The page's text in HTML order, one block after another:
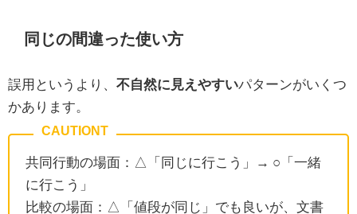
同じの間違った使い方
誤用というより、 不自然に見えやすいパターンがいくつ
かあります。
共同行動の場面：△「同じに行こう」→ ○「一緒
に行こう」
比較の場面：△「値段が同じ」でも良いが、文書